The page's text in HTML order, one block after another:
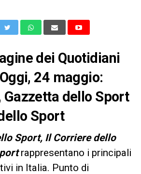
dei Quotidiani
24 maggio:
dello Sport
Sport
Sport, Il Corriere dello
rappresentano i principali
in Italia. Punto di